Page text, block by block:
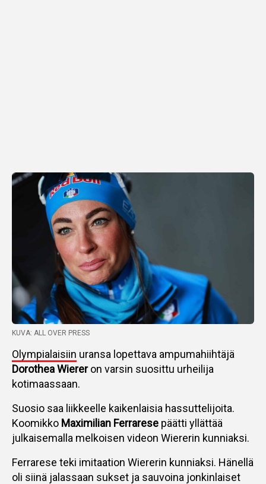
KUVA: ALL OVER PRESS
Olympialaisiin uransa lopettava ampumahiihtäjä
Dorothea Wiereron varsin suosittu urheilija
kotimaassaan.
Suosio saa liikkeelle kaikenlaisia hassuttelijoita.
Koomikko Maximilian Ferrarese päätti yllättää
julkaisemalla melkoisen videon Wiererin kunniaksi.
Ferrarese teki imitaation Wiererin kunniaksi. Hänellä
oli siinä jalassaan sukset ja sauvoina jonkinlaiset